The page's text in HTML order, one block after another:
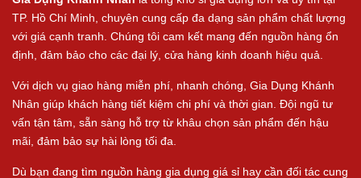
TP. Hồ Chí Minh, chuyên cung cấp đa dạng sản phẩm chất lượng
với giá cạnh tranh. Chúng tôi cam kết mang đến nguồn hàng ổn
định, đảm bảo cho các đại lý, cửa hàng kinh doanh hiệu quả.
Với dịch vụ giao hàng miễn phí, nhanh chóng, Gia Dụng Khánh
Nhân giúp khách hàng tiết kiệm chi phí và thời gian. Đội ngũ tư
vấn tận tâm, sẵn sàng hỗ trợ từ khâu chọn sản phẩm đến hậu
mãi, đảm bảo sự hài lòng tối đa.
Dù bạn đang tìm nguồn hàng gia dụng giá sỉ hay cần đối tác cung